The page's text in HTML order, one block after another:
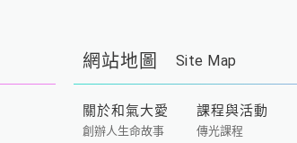
網站地圖 Site Map
關於和氣大愛
創辦人生命故事
課程與活動
傳光課程